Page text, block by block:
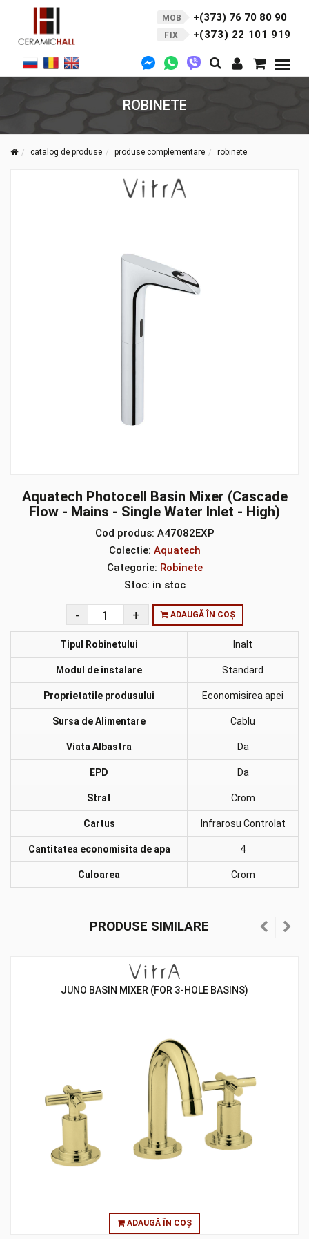
MOB +(373) 76 70 80 90
FIX +(373) 22 101 919
ROBINETE
catalog de produse produse complementare robinete
Aquatech Photocell Basin Mixer (Cascade
Flow - Mains - Single Water Inlet - High)
Cod produs: A47082EXP
Colectie: Aquatech
Categorie: Robinete
Stoc: in stoc
ADAUGĂ ÎN COȘ
Tipul Robinetului Inalt
Modul de instalare Standard
Proprietatile produsului Economisirea apei
Sursa de Alimentare Cablu
Viata Albastra Da
EPD Da
Strat Crom
Cartus Infrarosu Controlat
Cantitatea economisita de apa 4
Culoarea Crom
PRODUSE SIMILARE
JUNO BASIN MIXER (FOR 3-HOLE BASINS)
ADAUGĂ ÎN COȘ